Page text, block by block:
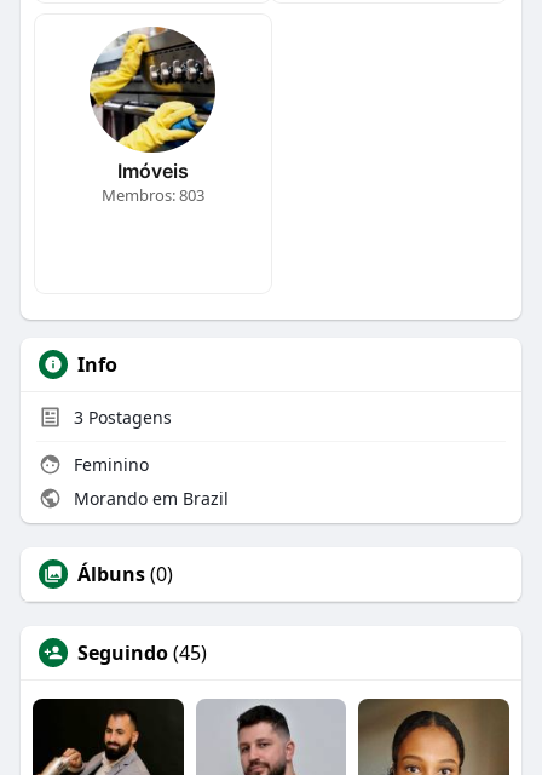
Imóveis
Membros: 803
Info
3Postagens
Feminino
Morando em Brazil
Álbuns(0)
Seguindo(45)